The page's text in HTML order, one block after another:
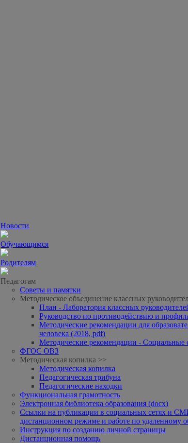
Новости
Обучающимся
Родителям
Педагогам
Советы и памятки
Методическое объединение классных
План - Лаборатория классных
Руководство по противодействию и
Методические рекомендации для
человека (2018, pdf)
Методические рекомендации - Социальные
ФГОС ОВЗ
Методическая копилка >>
Методическая копилка
Педагогическая трибуна
Педагогические находки
Функциональная грамотность
Электронная библиотека образования (docx)
Ссылки на публикации в социальных сетях и
дистанционном режиме и работе по удаленному
Инструкция по созданию личной страницы
Дистанционная помощь